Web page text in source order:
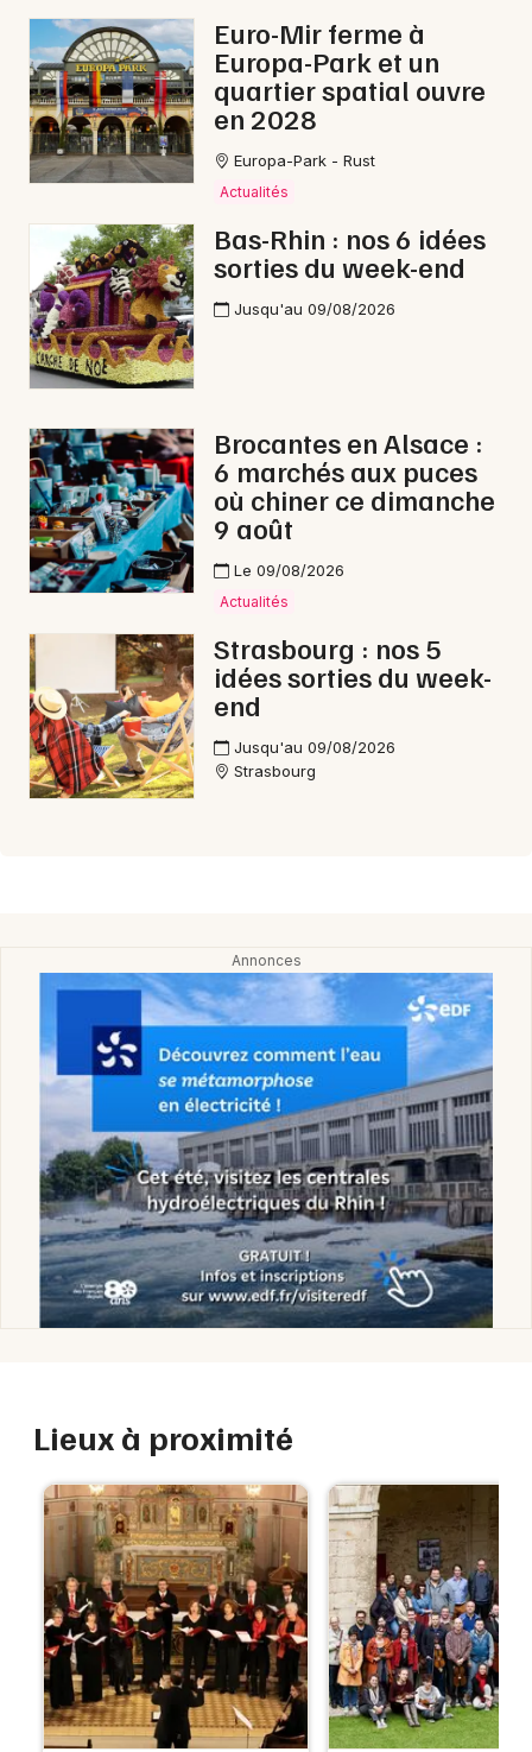
Mon email
Je m'abonne
Euro-Mir ferme à
Europa-Park et un
quartier spatial ouvre
en 2028
Europa-Park - Rust
Actualités
Bas-Rhin : nos 6 idées
sorties du week-end
Jusqu'au 09/08/2026
Brocantes en Alsace :
6 marchés aux puces
où chiner ce dimanche
9 août
Le 09/08/2026
Actualités
Strasbourg : nos 5
idées sorties du week-
end
Jusqu'au 09/08/2026
Strasbourg
Lieux à proximité